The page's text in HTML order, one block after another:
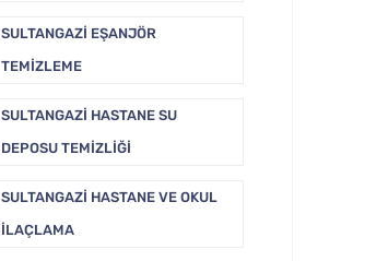
SULTANGAZI EŞANJÖR
TEMIZLEME
SULTANGAZI HASTANE SU
DEPOSU TEMIZLIĞI
SULTANGAZI HASTANE VE OKUL
İLAÇLAMA